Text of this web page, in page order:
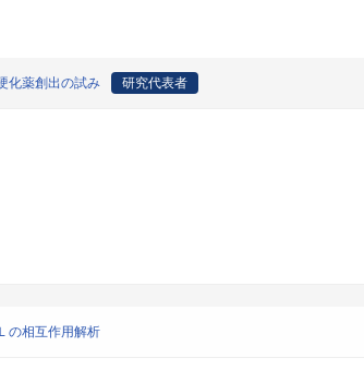
化薬創出の試み 研究代表者
の相互作用解析